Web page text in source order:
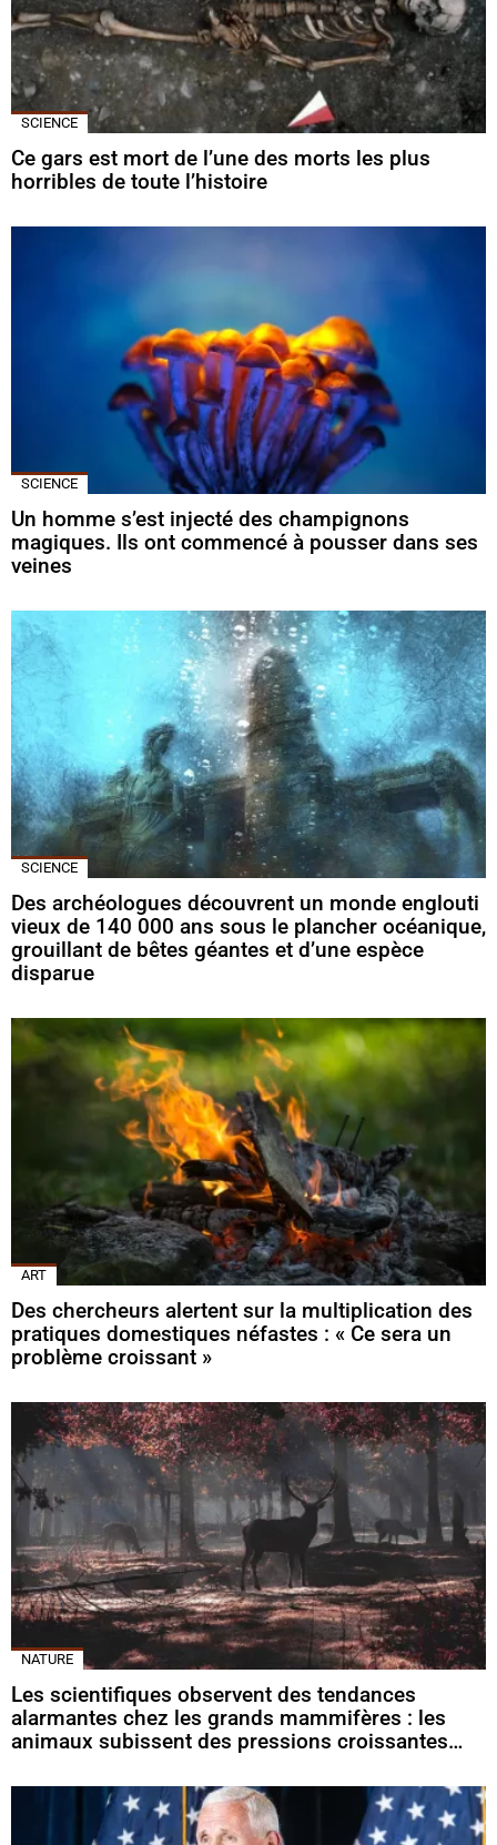
SCIENCE
Ce gars est mort de l’une des morts les plus
horribles de toute l’histoire
SCIENCE
Un homme s’est injecté des champignons
magiques. Ils ont commencé à pousser dans ses
veines
SCIENCE
Des archéologues découvrent un monde englouti
vieux de 140 000 ans sous le plancher océanique,
grouillant de bêtes géantes et d’une espèce
disparue
ART
Des chercheurs alertent sur la multiplication des
pratiques domestiques néfastes : « Ce sera un
problème croissant »
NATURE
Les scientifiques observent des tendances
alarmantes chez les grands mammifères : les
animaux subissent des pressions croissantes…